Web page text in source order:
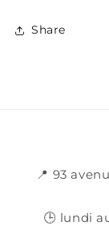
Share
📍 93
🕒 lundi